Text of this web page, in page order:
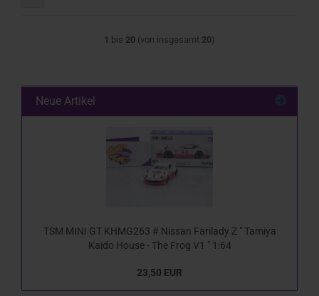
1 bis 20 (von insgesamt 20)
Neue Artikel
TSM MINI GT KHMG263 # Nissan Farilady Z " Tamiya
Kaido House - The Frog V1 " 1:64
23,50 EUR